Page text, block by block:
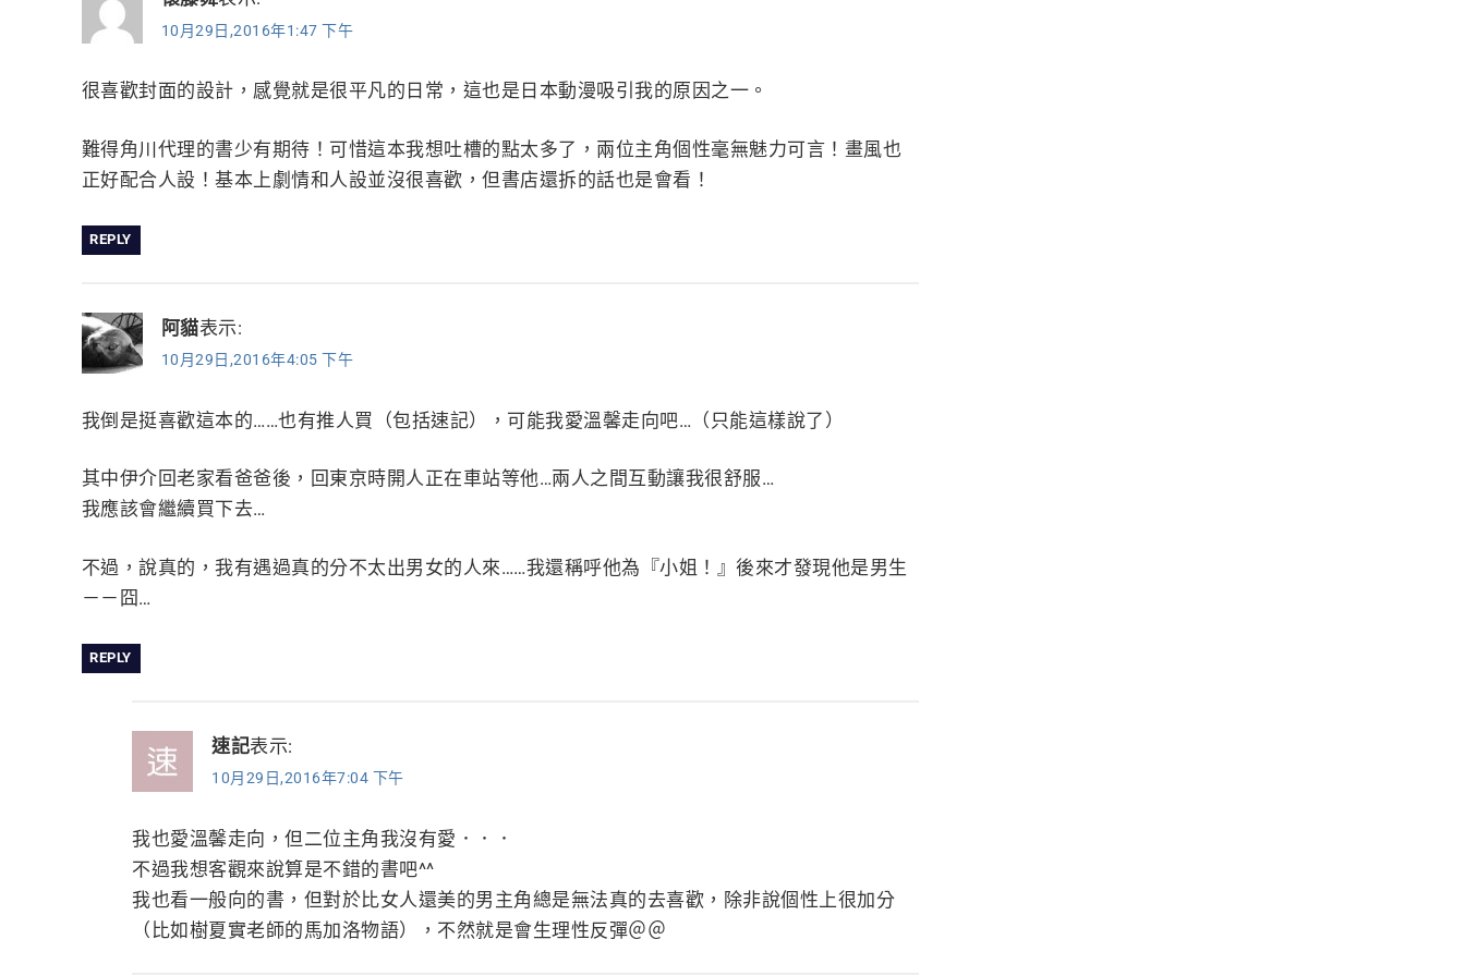
10月29日,2016年1:47 下午
很喜歡封面的設計，感覺就是很平凡的日常，這也是日本動漫吸引我的原因之一。
難得角川代理的書少有期待！可惜這本我想吐槽的點太多了，兩位主角個性毫無魅力可言！畫風也
正好配合人設！基本上劇情和人設並沒很喜歡，但書店還拆的話也是會看！
REPLY
阿貓表示:
10月29日,2016年4:05 下午
我倒是挺喜歡這本的……也有推人買（包括速記），可能我愛溫馨走向吧…（只能這樣說了）
其中伊介回老家看爸爸後，回東京時開人正在車站等他…兩人之間互動讓我很舒服…
我應該會繼續買下去…
不過，說真的，我有遇過真的分不太出男女的人來……我還稱呼他為『小姐！』後來才發現他是男生
－－囧…
REPLY
速記表示:
10月29日,2016年7:04 下午
我也愛溫馨走向，但二位主角我沒有愛．．．
不過我想客觀來說算是不錯的書吧^^
我也看一般向的書，但對於比女人還美的男主角總是無法真的去喜歡，除非說個性上很加分
（比如樹夏實老師的馬加洛物語），不然就是會生理性反彈＠＠